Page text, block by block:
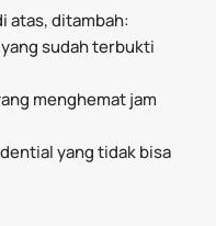
atas, ditambah:
sudah terbukti
menghemat jam
yang tidak bisa